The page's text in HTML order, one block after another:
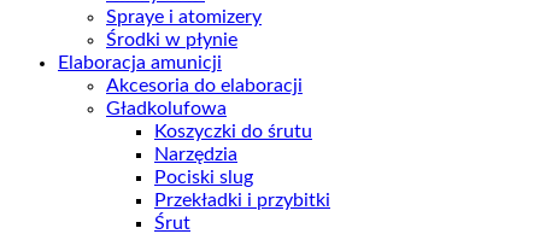
Spraye i atomizery
Środki w płynie
Elaboracja amunicji
Akcesoria do elaboracji
Gładkolufowa
Koszyczki do śrutu
Narzędzia
Pociski slug
Przekładki i przybitki
Śrut